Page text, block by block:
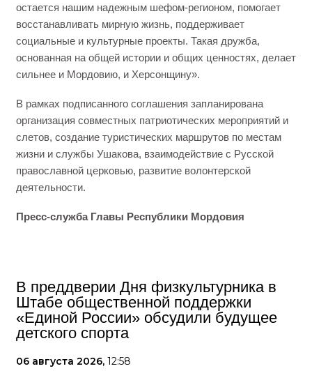
остается нашим надежным шефом-регионом, помогает
восстанавливать мирную жизнь, поддерживает
социальные и культурные проекты. Такая дружба,
основанная на общей истории и общих ценностях, делает
сильнее и Мордовию, и Херсонщину».
В рамках подписанного соглашения запланирована
организация совместных патриотических мероприятий и
слетов, создание туристических маршрутов по местам
жизни и службы Ушакова, взаимодействие с Русской
православной церковью, развитие волонтерской
деятельности.
Пресс-служба Главы Республики Мордовия
В преддверии Дня физкультурника в
Штабе общественной поддержки
«Единой России» обсудили будущее
детского спорта
06 августа 2026, 12:58